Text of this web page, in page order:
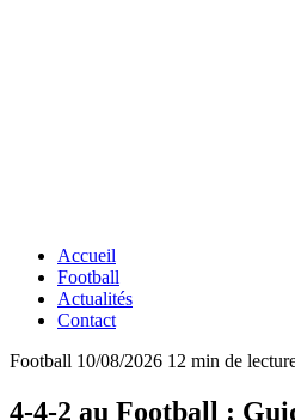
Accueil
Football
Actualités
Contact
Football 10/08/2026 12 min de
4-4-2 au Football :